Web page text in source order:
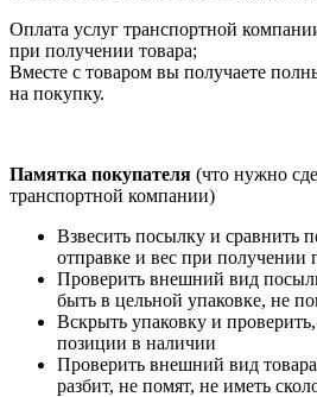
Оплата услуг транспортной
при получении товара;
Вместе с товаром вы получаете
на покупку.
Памятка покупателя (что нужно
транспортной компании)
Взвесить посылку и сравнить
отправке и вес при получении
Проверить внешний вид
быть в цельной упаковке, не
Вскрыть упаковку и
позиции в наличии
Проверить внешний вид
разбит, не помят, не иметь